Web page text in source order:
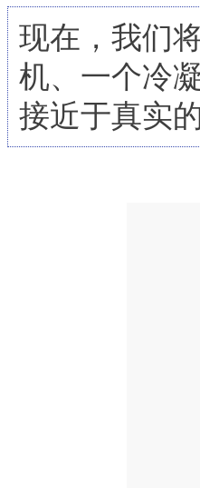
现在，我们
机、一个冷
接近于真实